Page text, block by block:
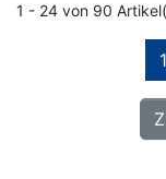
1 - 24 von 90
1